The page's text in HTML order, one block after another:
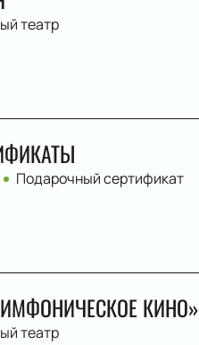
театр
Подарочный сертификат
КИНО»
театр